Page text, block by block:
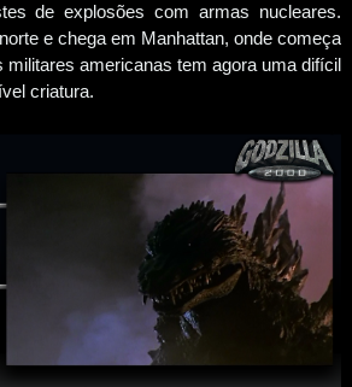
de explosões com armas nucleares.
e chega em Manhattan, onde começa
militares americanas tem agora uma difícil
criatura.